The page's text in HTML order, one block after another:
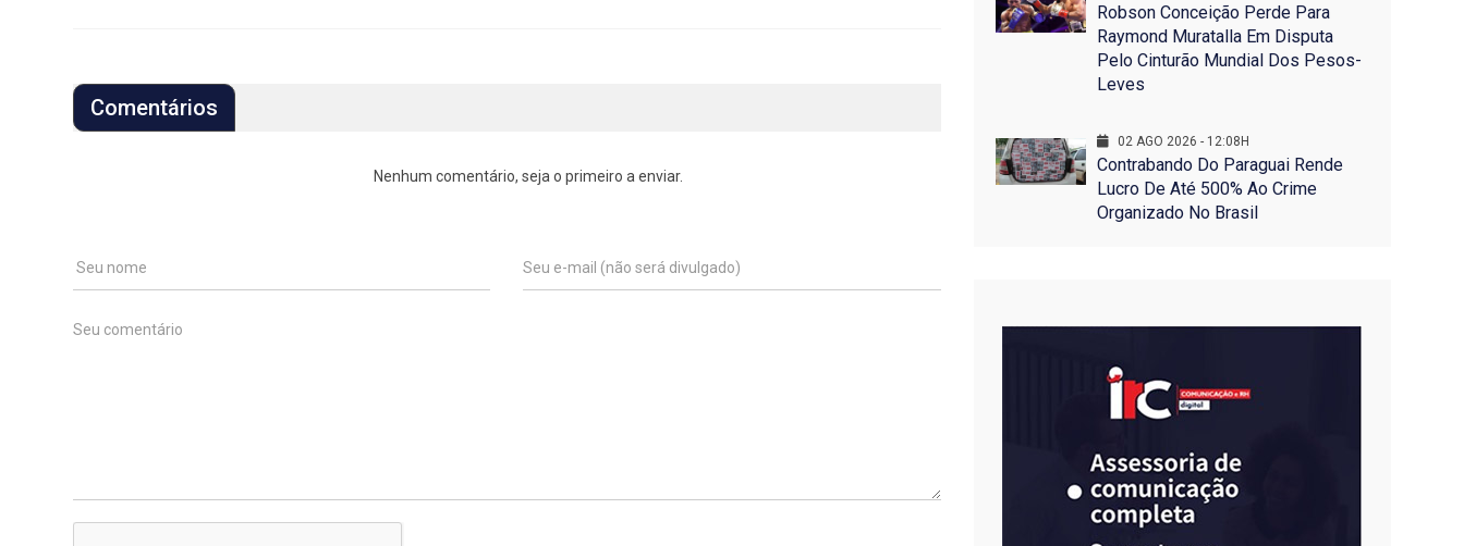
Comentários
Nenhum comentário, seja o primeiro a enviar.
Robson Conceição Perde Para
Raymond Muratalla Em Disputa
Pelo Cinturão Mundial Dos Pesos-
Leves
02 AGO 2026 - 12:08H
Contrabando Do Paraguai Rende
Lucro De Até 500% Ao Crime
Organizado No Brasil